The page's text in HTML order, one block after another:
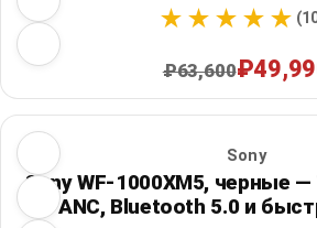
₽63,600
Sony
Sony WF-1000XM5, черные
с ANC, Bluetooth 5.0 и